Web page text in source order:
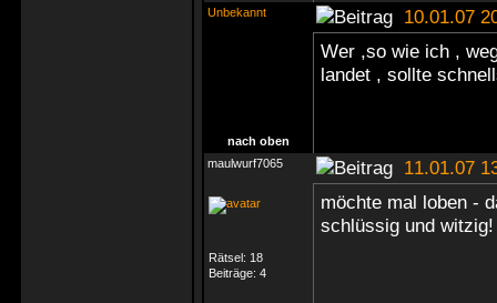
Unbekannt
10.01.07
Wer ,so wie ich ,
landet , sollte
nach oben
maulwurf7065
11.01.07
Rätsel: 18
Beiträge: 4
möchte mal loben -
schlüssig und